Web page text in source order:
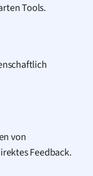
Tools.
von
Feedback.